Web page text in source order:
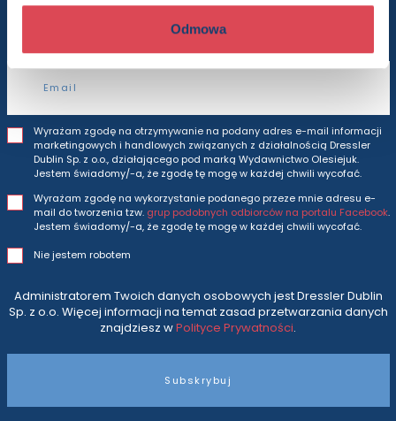
Odmowa
i ofertyprosto do Twojej skrzynki odbiorczej.
Adres e-mail
Wyrażam zgodę na otrzymywanie na podany adres e-mail informacji
marketingowych i handlowych związanych z działalnością Dressler
Dublin Sp. z o.o., działającego pod marką Wydawnictwo Olesiejuk.
Jestem świadomy/-a, że zgodę tę mogę w każdej chwili wycofać.
Wyrażam zgodę na wykorzystanie podanego przeze mnie adresu e-
mail do tworzenia tzw. grup podobnych odbiorców na portalu Facebook.
Jestem świadomy/-a, że zgodę tę mogę w każdej chwili wycofać.
Nie jestem robotem
Administratorem Twoich danych osobowych jest Dressler Dublin
Sp. z o.o. Więcej informacji na temat zasad przetwarzania danych
znajdziesz wPolityce Prywatności.
Subskrybuj